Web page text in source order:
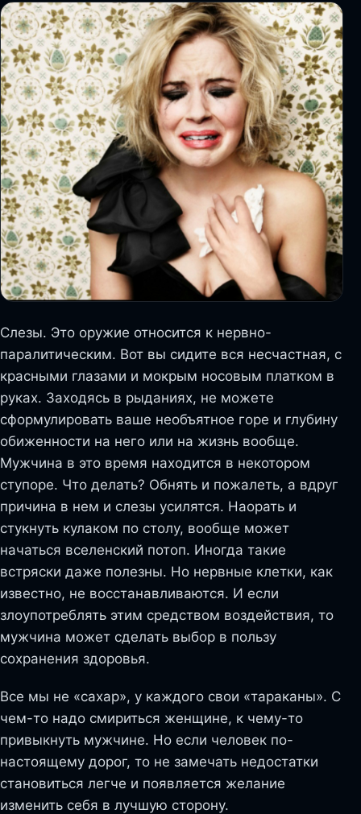
Слезы. Это оружие относится к нервно-
паралитическим. Вот вы сидите вся несчастная, с
красными глазами и мокрым носовым платком в
руках. Заходясь в рыданиях, не можете
сформулировать ваше необъятное горе и глубину
обиженности на него или на жизнь вообще.
Мужчина в это время находится в некотором
ступоре. Что делать? Обнять и пожалеть, а вдруг
причина в нем и слезы усилятся. Наорать и
стукнуть кулаком по столу, вообще может
начаться вселенский потоп. Иногда такие
встряски даже полезны. Но нервные клетки, как
известно, не восстанавливаются. И если
злоупотреблять этим средством воздействия, то
мужчина может сделать выбор в пользу
сохранения здоровья.
Все мы не «сахар», у каждого свои «тараканы». С
чем-то надо смириться женщине, к чему-то
привыкнуть мужчине. Но если человек по-
настоящему дорог, то не замечать недостатки
становиться легче и появляется желание
изменить себя в лучшую сторону.